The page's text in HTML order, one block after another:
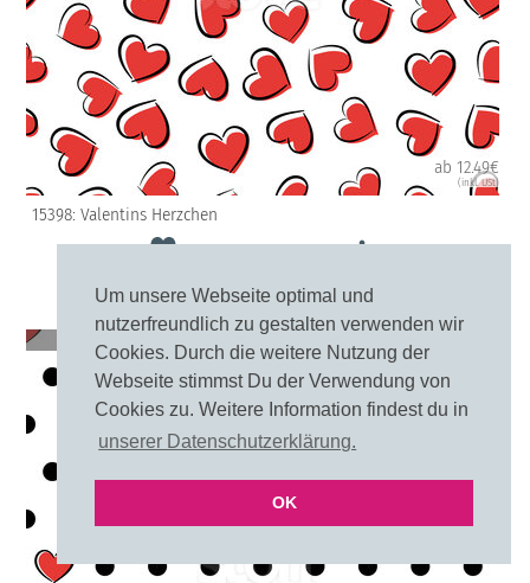
Um unsere Webseite optimal und
nutzerfreundlich zu gestalten verwenden wir
Cookies. Durch die weitere Nutzung der
Webseite stimmst Du der Verwendung von
Cookies zu. Weitere Information findest du in
unserer Datenschutzerklärung.
OK
ab 12.49€
(inkl. USt)
15398: Valentins Herzchen
10cm